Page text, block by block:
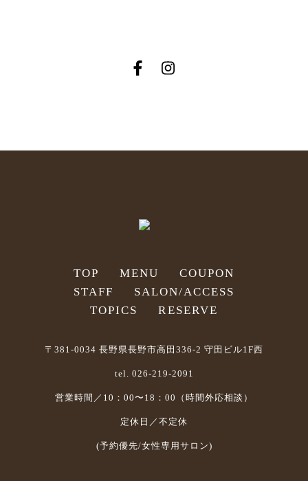
TOP MENU
COUPON
STAFF
SALON/ACCESS
TOPICS
RESERVE
〒381-0034 長野県長野市高田336-2 守田ビル1F西
tel. 026-219-2091
営業時間／10：00〜18：00（時間外応相談）
定休日／不定休
(予約優先/女性専用サロン)